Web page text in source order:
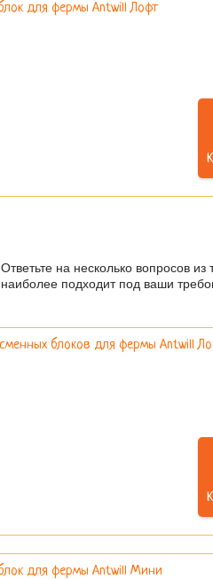
Ответьте на несколько вопросов
наиболее подходит под ваши